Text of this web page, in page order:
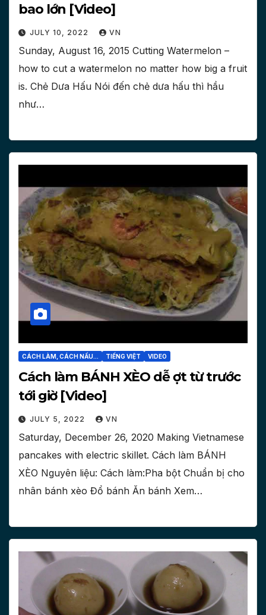
bao lớn [Video]
JULY 10, 2022 VN
Sunday, August 16, 2015 Cutting Watermelon –
how to cut a watermelon no matter how big a fruit
is. Chẻ Dưa Hấu Nói đến chẻ dưa hấu thì hầu
như…
CÁCH LÀM, CÁCH NẤU... TIẾNG VIỆT VIDEO
Cách làm BÁNH XÈO dễ ợt từ trước
tới giờ [Video]
JULY 5, 2022 VN
Saturday, December 26, 2020 Making Vietnamese
pancakes with electric skillet. Cách làm BÁNH
XÈO Nguyên liệu: Cách làm:Pha bột Chuẩn bị cho
nhân bánh xèo Đổ bánh Ăn bánh Xem…